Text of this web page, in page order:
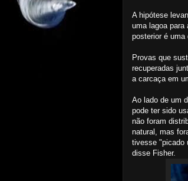
A hipótese
uma lagoa para
posterior é uma
Provas que
recuperadas
a carcaça em
Ao lado de um
pode ter sido
não foram
natural, mas
tivesse "picado
disse Fisher.